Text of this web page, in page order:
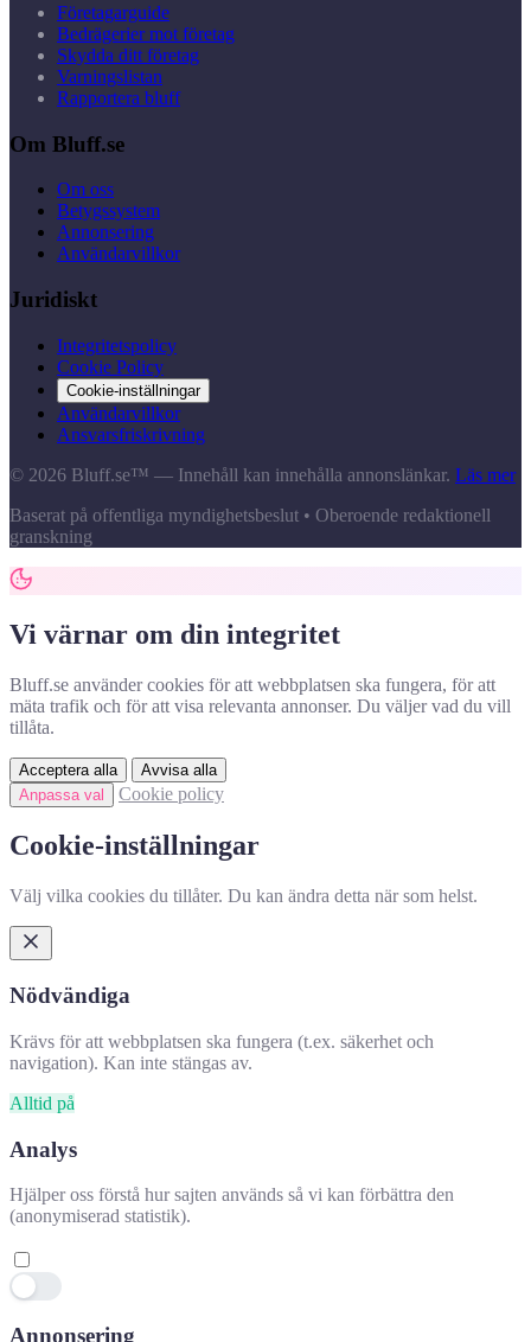
Företagarguide
Bedrägerier mot företag
Skydda ditt företag
Varningslistan
Rapportera bluff
Om Bluff.se
Om oss
Betygssystem
Annonsering
Användarvillkor
Juridiskt
Integritetspolicy
Cookie Policy
Cookie-inställningar
Användarvillkor
Ansvarsfriskrivning
© 2026 Bluff.se™ — Innehåll kan innehålla annonslänkar. Läs mer
Baserat på offentliga myndighetsbeslut • Oberoende redaktionell
granskning
Vi värnar om din integritet
Bluff.se använder cookies för att webbplatsen ska fungera, för att
mäta trafik och för att visa relevanta annonser. Du väljer vad du vill
tillåta.
Acceptera alla
Avvisa alla
Anpassa val
Cookie policy
Cookie-inställningar
Välj vilka cookies du tillåter. Du kan ändra detta när som helst.
Nödvändiga
Krävs för att webbplatsen ska fungera (t.ex. säkerhet och
navigation). Kan inte stängas av.
Alltid på
Analys
Hjälper oss förstå hur sajten används så vi kan förbättra den
(anonymiserad statistik).
Annonsering